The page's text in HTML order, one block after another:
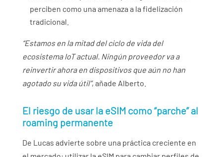
perciben como una amenaza a la fidelización
tradicional.
“Estamos en la mitad del ciclo de vida del
ecosistema IoT actual. Ningún proveedor va a
reinvertir ahora en dispositivos que aún no han
agotado su vida útil”, añade Alberto.
El riesgo de usar la eSIM como “parche” al
roaming permanente
De Lucas advierte sobre una práctica creciente en